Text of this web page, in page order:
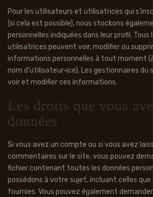
Pour les utilisateurs et utilisatrices qui
(si cela est possible), nous stockons
personnelles indiquées dans leur profil.
utilisatrices peuvent voir, modifier ou
informations personnelles à tout moment
nom d’utilisateur·ice). Les gestionnaires du
voir et modifier ces informations.
Les droits que vous
données
Si vous avez un compte ou si vous avez
commentaires sur le site, vous pouvez
fichier contenant toutes les données
possédons à votre sujet, incluant celles que
fournies. Vous pouvez également